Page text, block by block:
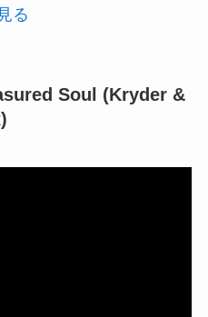
Soul (Kryder &